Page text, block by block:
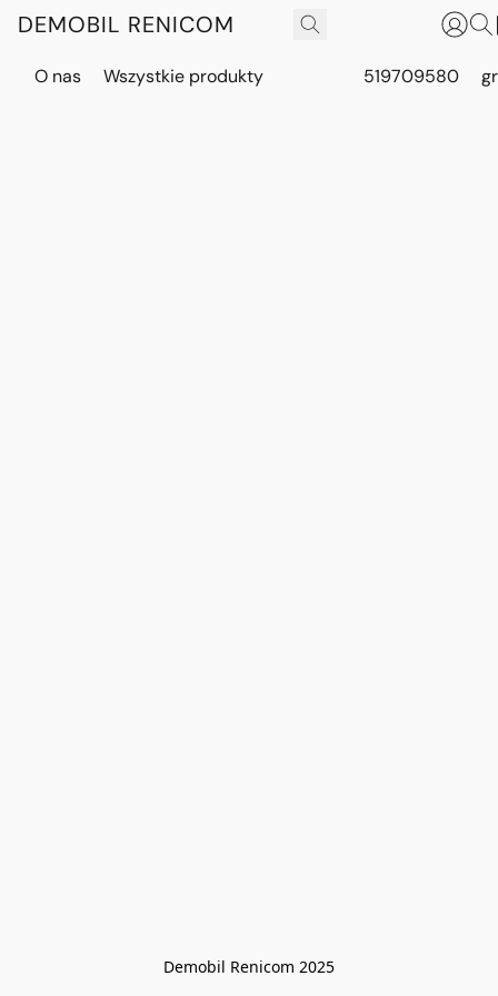
DEMOBIL RENICOM
O nas Wszystkie produkty 519709580
Demobil Renicom 2025